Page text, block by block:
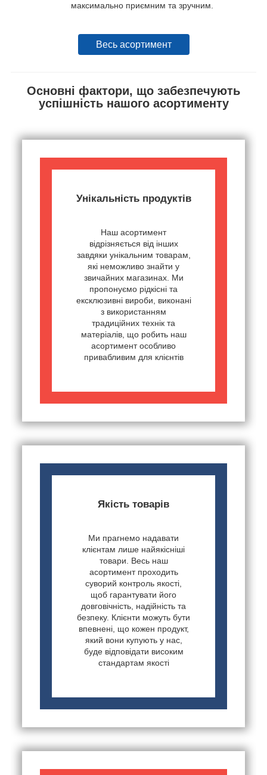
максимально приємним та зручним.
Весь асортимент
Основні фактори, що забезпечують
успішність нашого асортименту
Унікальність продуктів
Наш асортимент
відрізняється від інших
завдяки унікальним товарам,
які неможливо знайти у
звичайних магазинах. Ми
пропонуємо рідкісні та
ексклюзивні вироби, виконані
з використанням
традиційних технік та
матеріалів, що робить наш
асортимент особливо
привабливим для клієнтів
Якість товарів
Ми прагнемо надавати
клієнтам лише найякісніші
товари. Весь наш
асортимент проходить
суворий контроль якості,
щоб гарантувати його
довговічність, надійність та
безпеку. Клієнти можуть бути
впевнені, що кожен продукт,
який вони купують у нас,
буде відповідати високим
стандартам якості